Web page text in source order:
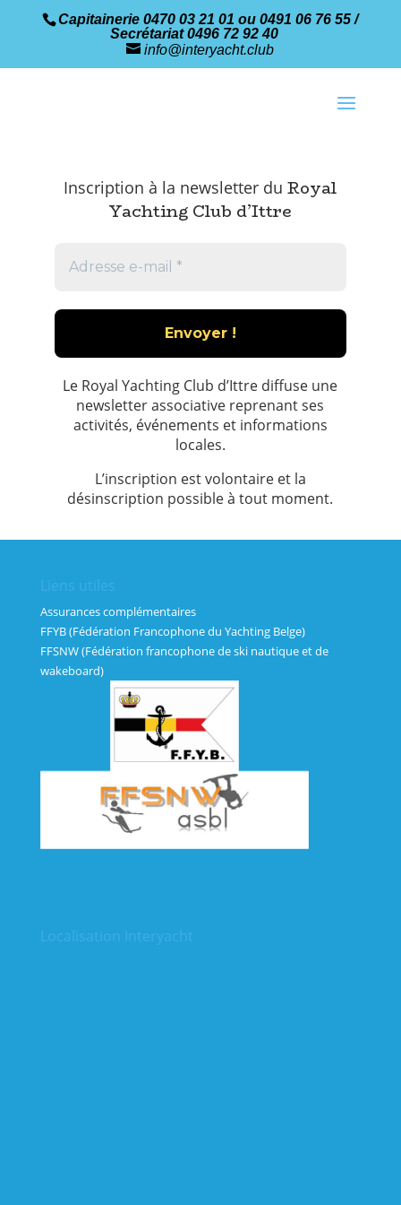
Capitainerie 0470 03 21 01 ou 0491 06 76 55 /
Secrétariat 0496 72 92 40
info@interyacht.club
Inscription à la newsletter duRoyal
Yachting Club d’Ittre
Le Royal Yachting Club d’Ittre diffuse une
newsletter associative reprenant ses
activités, événements et informations
locales.
L’inscription est volontaire et la
désinscription possible à tout moment.
Liens utiles
Assurances complémentaires
FFYB (Fédération Francophone du Yachting Belge)
FFSNW (Fédération francophone de ski nautique et de
wakeboard)
Localisation Interyacht